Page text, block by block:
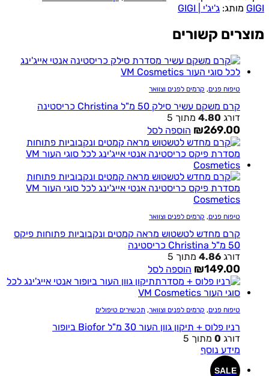
GIGI מותג: ג'יג'י | GIGI
מוצרים קשורים
טיפוח פנים, קרמים לפנים וצוואר
קרם משקם עשיר סילק 50 מ"ל Christina כריסטינה
דורג 4.80 מתוך 5
₪269.00 הוספה לסל
טיפוח פנים, קרמים לפנים וצוואר
קרם מחדש לטשטוש מראה קמטים ונקבוביות פתוחות פיקס
50 מ"ל Christina כריסטינה
דורג 4.86 מתוך 5
₪149.00 הוספה לסל
טיפוח פנים, קרמים לפנים וצוואר, תכשירים טיפולים
רניו פלוס + תיקון גוון העור 30 מ"ל Biofor ביופור
דורג 0 מתוך 5
מידע נוסף
SALE